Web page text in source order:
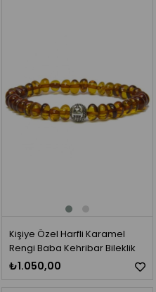
Kişiye Özel Harfli Karamel
Rengi Baba Kehribar Bileklik
₺1.050,00